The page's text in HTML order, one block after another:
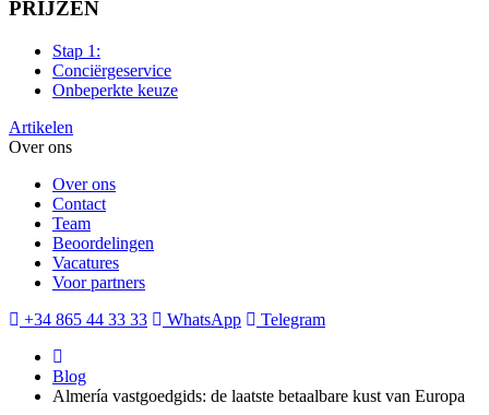
PRIJZEN
Stap 1:
Conciërgeservice
Onbeperkte keuze
Artikelen
Over ons
Over ons
Contact
Team
Beoordelingen
Vacatures
Voor partners
+34 865 44 33 33
WhatsApp Telegram
Blog
Almería vastgoedgids: de laatste betaalbare kust van Europa